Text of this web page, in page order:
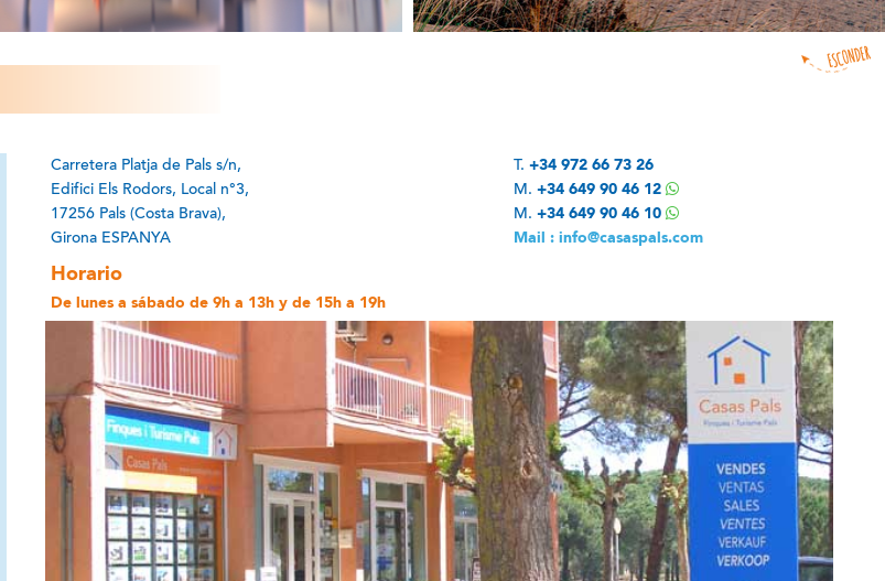
Carretera Platja de Pals s/n,
Edifici Els Rodors, Local n°3,
17256 Pals (Costa Brava),
Girona ESPANYA
T. +34 972 66 73 26
M. +34 649 90 46 12
M. +34 649 90 46 10
Mail : info@casaspals.com
Horario
De lunes a sábado de 9h a 13h y de 15h a 19h